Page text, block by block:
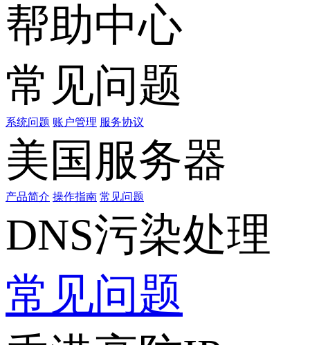
帮助中心
常见问题
系统问题 账户管理 服务协议
美国服务器
产品简介 操作指南 常见问题
DNS污染处理
常见问题